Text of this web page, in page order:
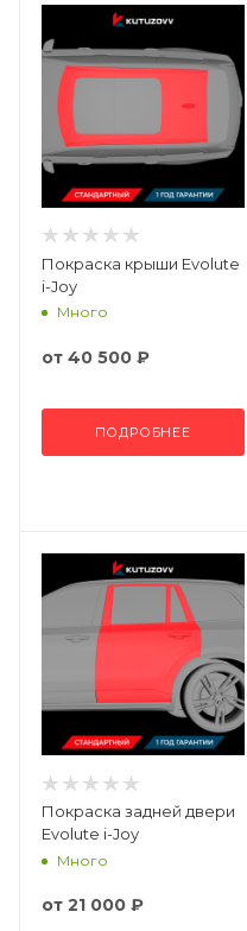
Покраска крыши Evolute
i-Joy
Много
от 40 500 ₽
ПОДРОБНЕЕ
Покраска задней двери
Evolute i-Joy
Много
от 21 000 ₽